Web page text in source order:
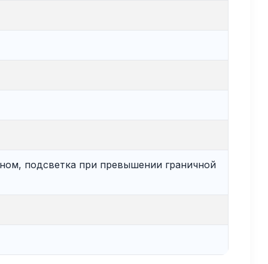
подсветка при превышении граничной